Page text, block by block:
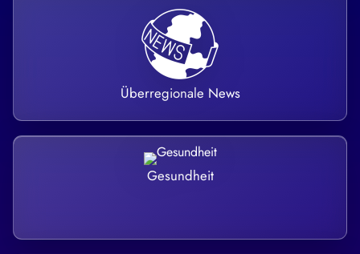
Überregionale News
Gesundheit